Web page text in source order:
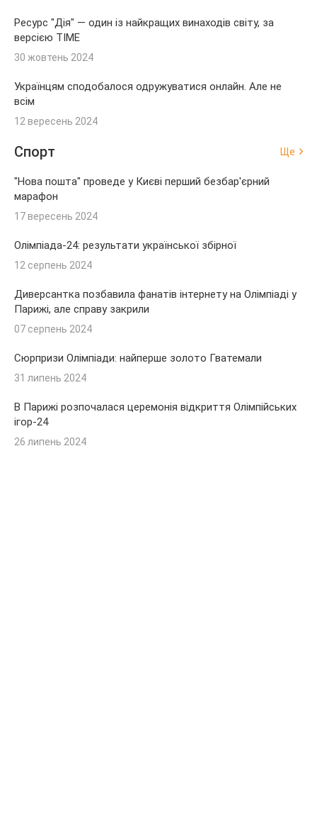
Ресурс "Дія" — один із найкращих винаходів світу, за
версією TIME
30 жовтень 2024
Українцям сподобалося одружуватися онлайн. Але не
всім
12 вересень 2024
Спорт Ще
"Нова пошта" проведе у Києві перший безбар'єрний
марафон
17 вересень 2024
Олімпіада-24: результати української збірної
12 серпень 2024
Диверсантка позбавила фанатів інтернету на Олімпіаді у
Парижі, але справу закрили
07 серпень 2024
Сюрпризи Олімпіади: найперше золото Гватемали
31 липень 2024
В Парижі розпочалася церемонія відкриття Олімпійських
ігор-24
26 липень 2024